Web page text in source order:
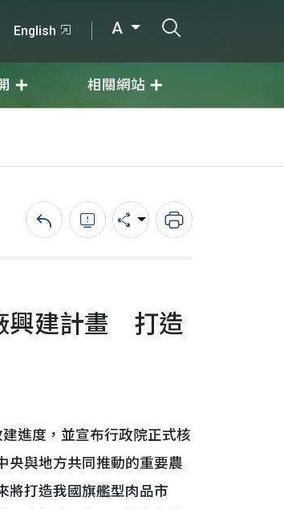
English A
相關網站
回上一頁錯誤回報分享 列印
興建計畫 打造
進度，並宣布行政院正式核
央與地方共同推動的重要農
將打造我國旗艦型肉品市